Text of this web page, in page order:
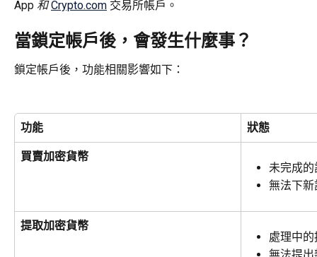
App 和 Crypto.com 交易所帳戶。
當鎖定帳戶後，會發生什麼事？
鎖定帳戶後，功能相關影響如下：
功能 狀態
買賣加密貨幣
未完成
無法下新
提取加密貨幣
處理中